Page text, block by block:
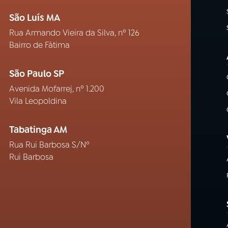
São Luís MA
Rua Armando Vieira da Silva, nº 126
Bairro de Fátima
São Paulo SP
Avenida Mofarrej, nº 1.200
Vila Leopoldina
Tabatinga AM
Rua Rui Barbosa S/Nº
Rui Barbosa